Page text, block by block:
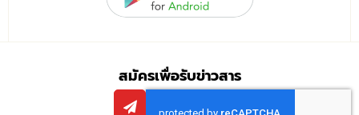
สมัครเพื่อรับข่าวสาร